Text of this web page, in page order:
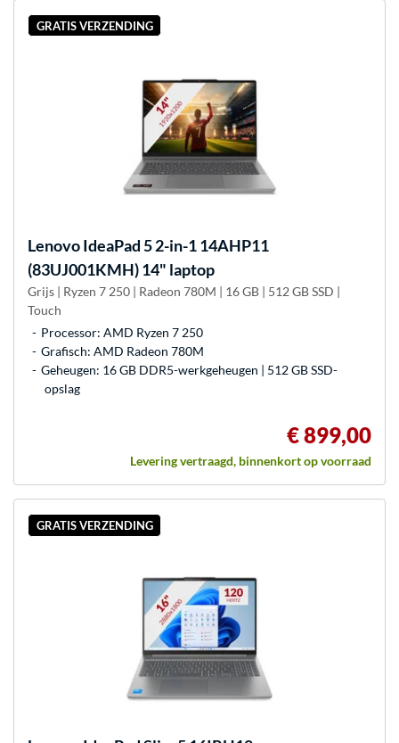
GRATIS VERZENDING
LenovoIdeaPad 5 2-in-1 14AHP11
(83UJ001KMH) 14" laptop
Grijs | Ryzen 7 250 | Radeon 780M | 16 GB | 512 GB SSD |
Touch
Processor: AMD Ryzen 7 250
Grafisch: AMD Radeon 780M
Geheugen: 16 GB DDR5-werkgeheugen | 512 GB SSD-
opslag
€ 899,00
Levering vertraagd, binnenkort op voorraad
GRATIS VERZENDING